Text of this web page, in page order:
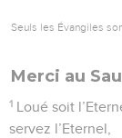
Seuls les Évangiles
Merci au
1 Loué soit
servez l’Eternel,